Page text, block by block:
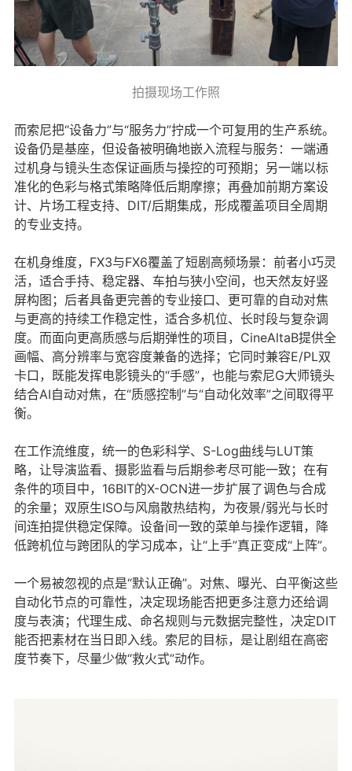
拍摄现场工作照
而索尼把“设备力”与“服务力”拧成一个可复用的生产系统。
设备仍是基座，但设备被明确地嵌入流程与服务：一端通
过机身与镜头生态保证画质与操控的可预期；另一端以标
准化的色彩与格式策略降低后期摩擦；再叠加前期方案设
计、片场工程支持、DIT/后期集成，形成覆盖项目全周期
的专业支持。
在机身维度，FX3与FX6覆盖了短剧高频场景：前者小巧灵
活，适合手持、稳定器、车拍与狭小空间，也天然友好竖
屏构图；后者具备更完善的专业接口、更可靠的自动对焦
与更高的持续工作稳定性，适合多机位、长时段与复杂调
度。而面向更高质感与后期弹性的项目，CineAltaB提供全
画幅、高分辨率与宽容度兼备的选择；它同时兼容E/PL双
卡口，既能发挥电影镜头的“手感”，也能与索尼G大师镜头
结合AI自动对焦，在“质感控制”与“自动化效率”之间取得平
衡。
在工作流维度，统一的色彩科学、S-Log曲线与LUT策
略，让导演监看、摄影监看与后期参考尽可能一致；在有
条件的项目中，16BIT的X-OCN进一步扩展了调色与合成
的余量；双原生ISO与风扇散热结构，为夜景/弱光与长时
间连拍提供稳定保障。设备间一致的菜单与操作逻辑，降
低跨机位与跨团队的学习成本，让“上手”真正变成“上阵”。
一个易被忽视的点是“默认正确”。对焦、曝光、白平衡这些
自动化节点的可靠性，决定现场能否把更多注意力还给调
度与表演；代理生成、命名规则与元数据完整性，决定DIT
能否把素材在当日即入线。索尼的目标，是让剧组在高密
度节奏下，尽量少做“救火式”动作。